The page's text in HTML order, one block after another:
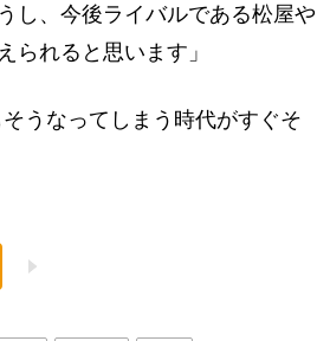
し、今後ライバルである松屋や
られると思います」
うなってしまう時代がすぐそ